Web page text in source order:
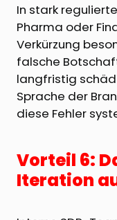
In stark
Pharma oder
Verkürzung
falsche
langfristig
Sprache der
diese Fehler
Vorteil 6:
Iteration